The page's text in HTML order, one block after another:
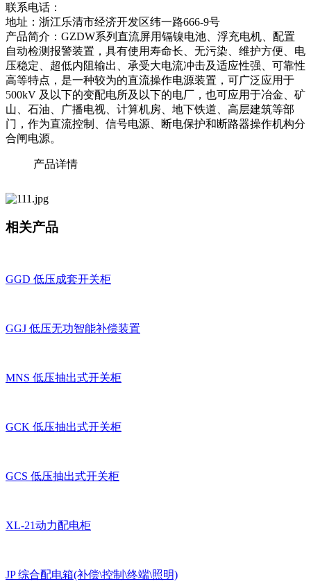
联系电话：
地址： 浙江乐清市经济开发区纬一路666-9号
产品简介： GZDW系列直流屏用镉镍电池、浮充电机、配置
自动检测报警装置，具有使用寿命长、无污染、维护方便、电
压稳定、超低内阻输出、承受大电流冲击及适应性强、可靠性
高等特点，是一种较为的直流操作电源装置，可广泛应用于
500kV 及以下的变配电所及以下的电厂，也可应用于冶金、矿
山、石油、广播电视、计算机房、地下铁道、高层建筑等部
门，作为直流控制、信号电源、断电保护和断路器操作机构分
合闸电源。
产品详情
相关产品
GGD 低压成套开关柜
GGJ 低压无功智能补偿装置
MNS 低压抽出式开关柜
GCK 低压抽出式开关柜
GCS 低压抽出式开关柜
XL-21动力配电柜
JP 综合配电箱(补偿\控制\终端\照明)